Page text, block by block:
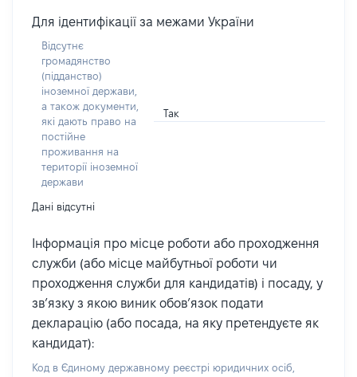
Для ідентифікації за межами України
Відсутнє
громадянство
(підданство)
іноземної держави,
а також документи,
які дають право на
постійне
проживання на
території іноземної
держави
Так
Дані відсутні
Інформація про місце роботи або проходження
служби (або місце майбутньої роботи чи
проходження служби для кандидатів) і посаду, у
зв’язку з якою виник обов’язок подати
декларацію (або посада, на яку претендуєте як
кандидат):
Код в Єдиному державному реєстрі юридичних осіб,